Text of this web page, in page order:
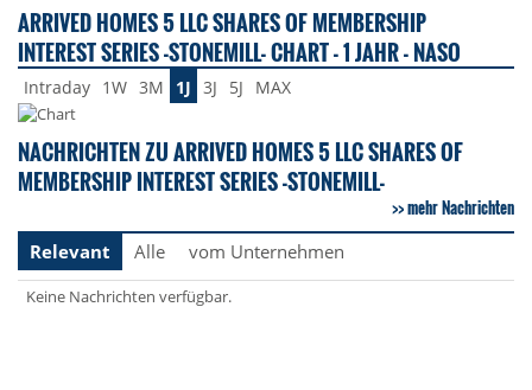
ARRIVED HOMES 5 LLC SHARES OF MEMBERSHIP
INTEREST SERIES -STONEMILL- CHART - 1 JAHR - NASO
Intraday 1W 3M 1J 3J 5J MAX
NACHRICHTEN ZU ARRIVED HOMES 5 LLC SHARES OF
MEMBERSHIP INTEREST SERIES -STONEMILL-
mehr Nachrichten
Relevant
Alle vom Unternehmen
Keine Nachrichten verfügbar.